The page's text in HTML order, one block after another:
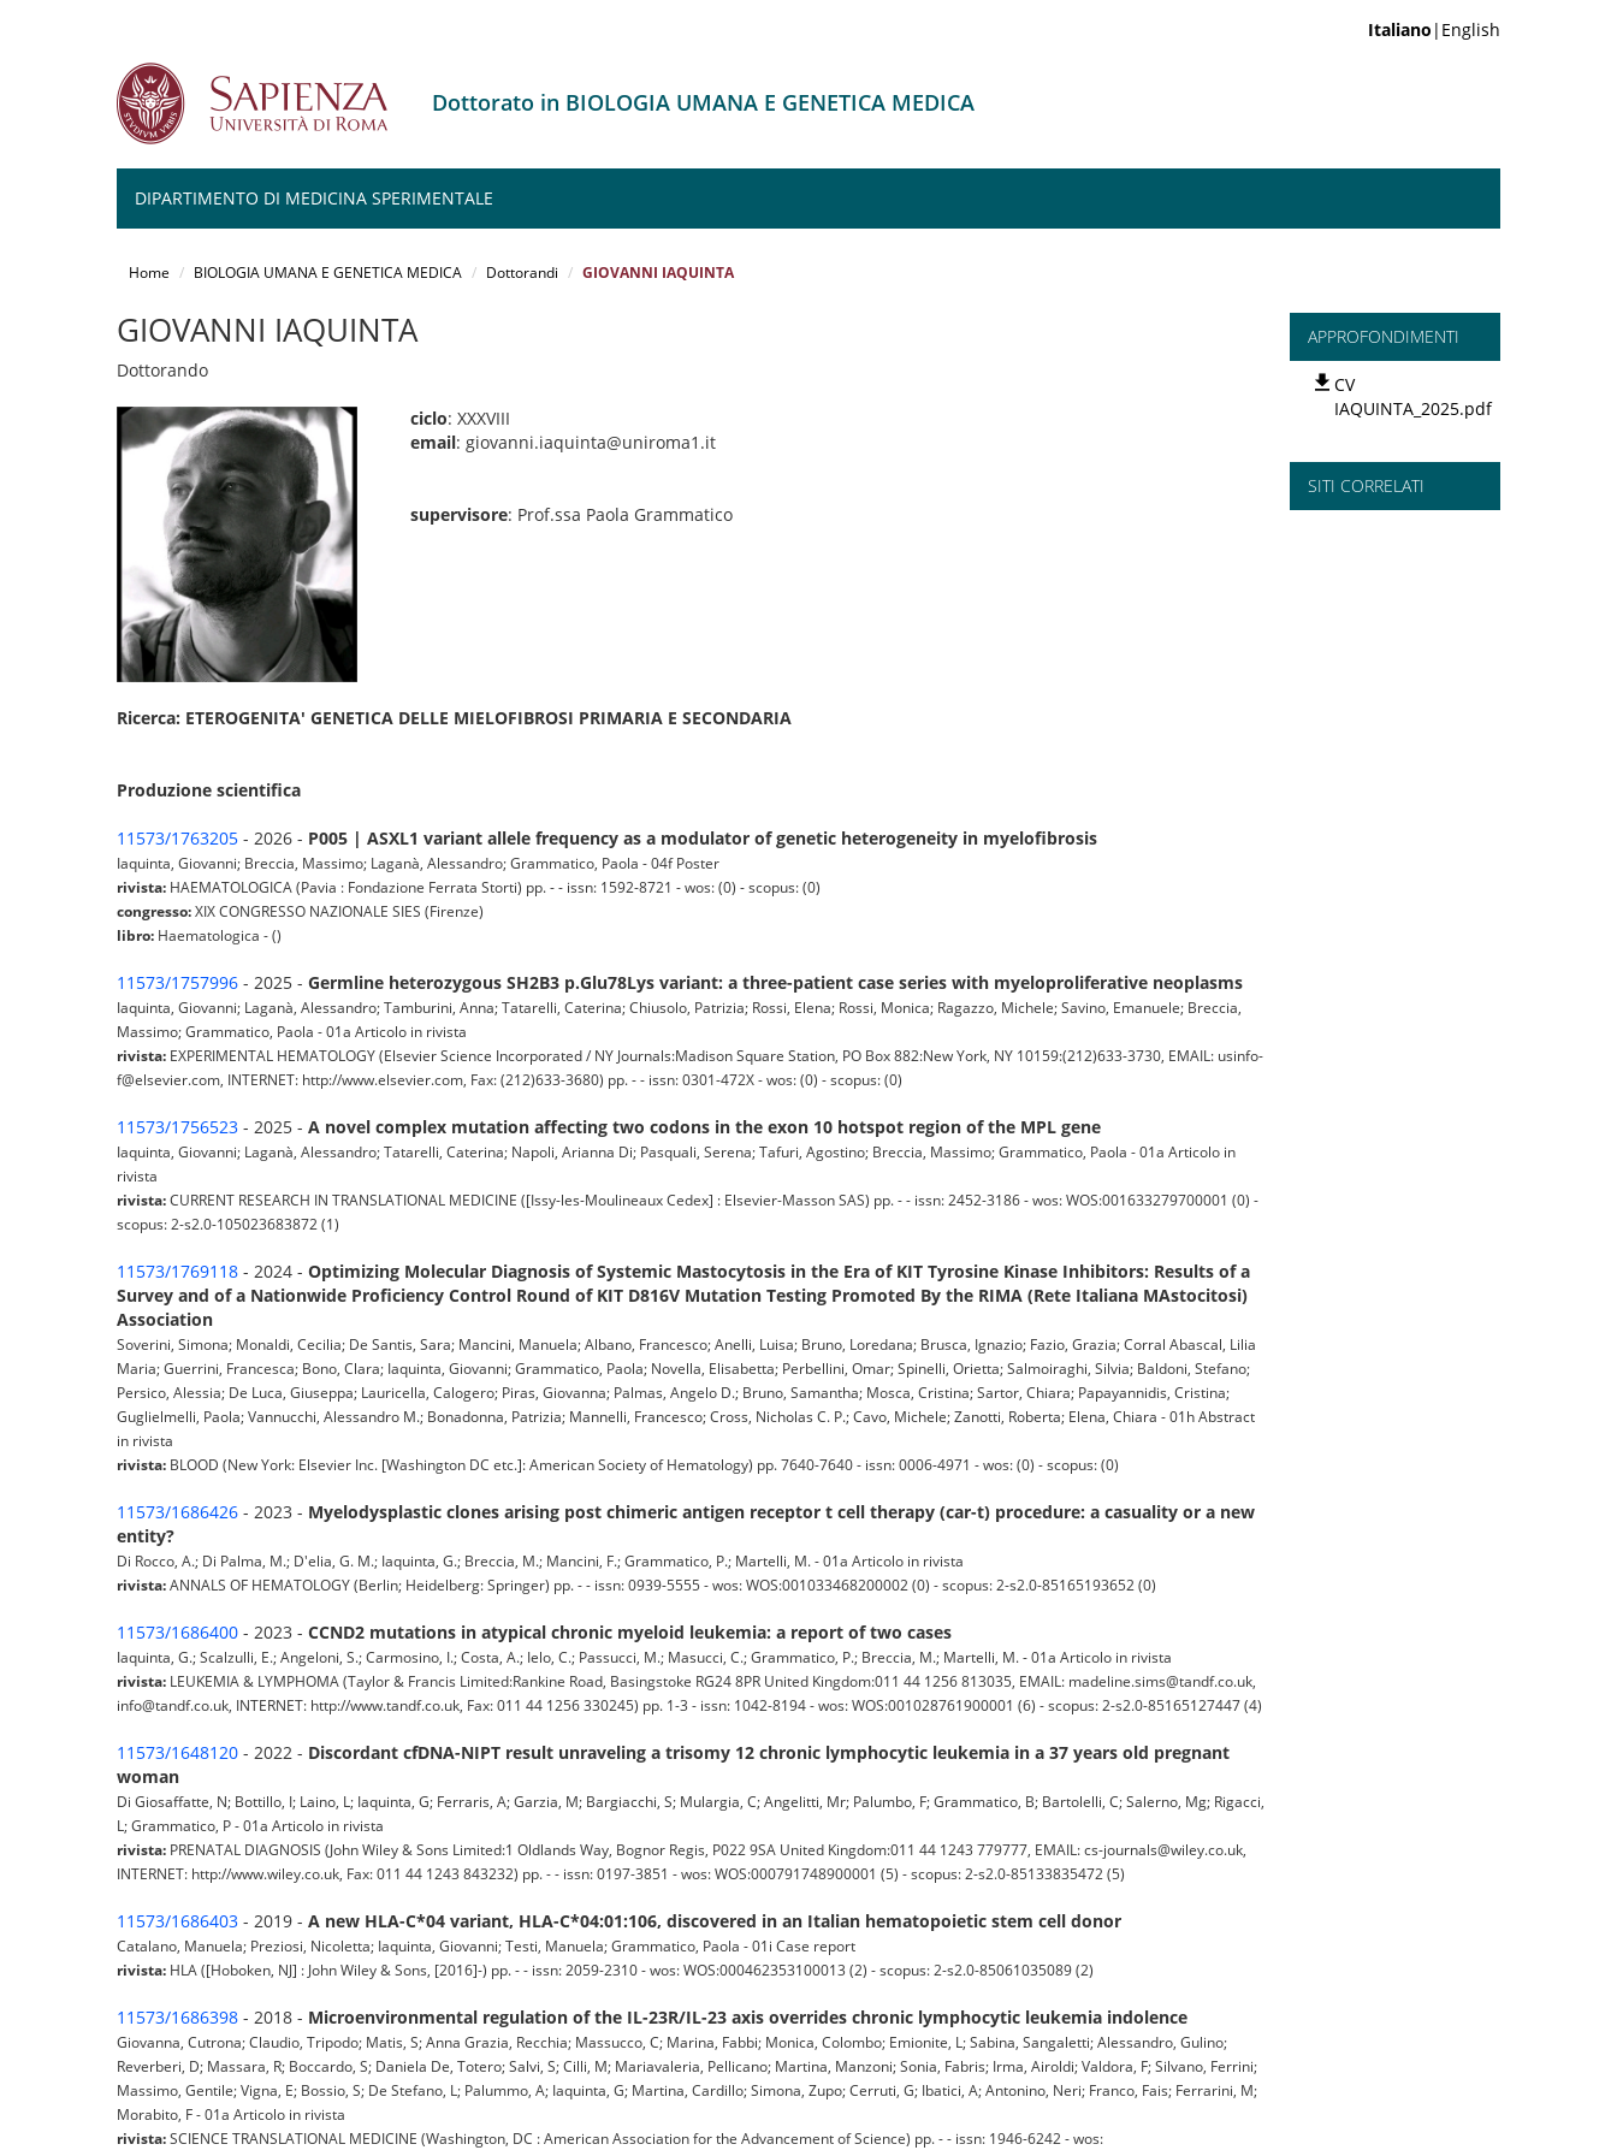
Italiano |English
Dottorato in BIOLOGIA UMANA E GENETICA MEDICA
DIPARTIMENTO DI MEDICINA SPERIMENTALE
Home BIOLOGIA UMANA E GENETICA MEDICA Dottorandi GIOVANNI IAQUINTA
GIOVANNI IAQUINTA
Dottorando
ciclo: XXXVIII
email: giovanni.iaquinta@uniroma1.it
supervisore: Prof.ssa Paola Grammatico
Ricerca: ETEROGENITA' GENETICA DELLE MIELOFIBROSI PRIMARIA E SECONDARIA
Produzione scientifica
11573/1763205 - 2026 - P005 | ASXL1 variant allele frequency as a modulator of genetic heterogeneity in myelofibrosis
Iaquinta, Giovanni; Breccia, Massimo; Laganà, Alessandro; Grammatico, Paola - 04f Poster
rivista: HAEMATOLOGICA (Pavia : Fondazione Ferrata Storti) pp. - - issn: 1592-8721 - wos: (0) - scopus: (0)
congresso:XIX CONGRESSO NAZIONALE SIES (Firenze)
libro: Haematologica - ()
11573/1757996 - 2025 - Germline heterozygous SH2B3 p.Glu78Lys variant: a three-patient case series with myeloproliferative neoplasms
Iaquinta, Giovanni; Laganà, Alessandro; Tamburini, Anna; Tatarelli, Caterina; Chiusolo, Patrizia; Rossi, Elena; Rossi, Monica; Ragazzo, Michele; Savino, Emanuele; Breccia,
Massimo; Grammatico, Paola - 01a Articolo in rivista
rivista: EXPERIMENTAL HEMATOLOGY (Elsevier Science Incorporated / NY Journals:Madison Square Station, PO Box 882:New York, NY 10159:(212)633-3730, EMAIL: usinfo-
f@elsevier.com, INTERNET: http://www.elsevier.com, Fax: (212)633-3680) pp. - - issn: 0301-472X - wos: (0) - scopus: (0)
11573/1756523 - 2025 - A novel complex mutation affecting two codons in the exon 10 hotspot region of the MPL gene
Iaquinta, Giovanni; Laganà, Alessandro; Tatarelli, Caterina; Napoli, Arianna Di; Pasquali, Serena; Tafuri, Agostino; Breccia, Massimo; Grammatico, Paola - 01a Articolo in
rivista
rivista:CURRENT RESEARCH IN TRANSLATIONAL MEDICINE ([Issy-les-Moulineaux Cedex] : Elsevier-Masson SAS) pp. - - issn: 2452-3186 - wos: WOS:001633279700001 (0) -
scopus: 2-s2.0-105023683872 (1)
11573/1769118 - 2024 - Optimizing Molecular Diagnosis of Systemic Mastocytosis in the Era of KIT Tyrosine Kinase Inhibitors: Results of a
Survey and of a Nationwide Proficiency Control Round of KIT D816V Mutation Testing Promoted By the RIMA (Rete Italiana MAstocitosi)
Association
Soverini, Simona; Monaldi, Cecilia; De Santis, Sara; Mancini, Manuela; Albano, Francesco; Anelli, Luisa; Bruno, Loredana; Brusca, Ignazio; Fazio, Grazia; Corral Abascal, Lilia
Maria; Guerrini, Francesca; Bono, Clara; Iaquinta, Giovanni; Grammatico, Paola; Novella, Elisabetta; Perbellini, Omar; Spinelli, Orietta; Salmoiraghi, Silvia; Baldoni, Stefano;
Persico, Alessia; De Luca, Giuseppa; Lauricella, Calogero; Piras, Giovanna; Palmas, Angelo D.; Bruno, Samantha; Mosca, Cristina; Sartor, Chiara; Papayannidis, Cristina;
Guglielmelli, Paola; Vannucchi, Alessandro M.; Bonadonna, Patrizia; Mannelli, Francesco; Cross, Nicholas C. P.; Cavo, Michele; Zanotti, Roberta; Elena, Chiara - 01h Abstract
in rivista
rivista: BLOOD (New York: Elsevier Inc. [Washington DC etc.]: American Society of Hematology) pp. 7640-7640 - issn: 0006-4971 - wos: (0) - scopus: (0)
11573/1686426 - 2023 - Myelodysplastic clones arising post chimeric antigen receptor t cell therapy (car-t) procedure: a casuality or a new
entity?
Di Rocco, A.; Di Palma, M.; D'elia, G. M.; Iaquinta, G.; Breccia, M.; Mancini, F.; Grammatico, P.; Martelli, M. - 01a Articolo in rivista
rivista:ANNALS OF HEMATOLOGY (Berlin; Heidelberg: Springer) pp. - - issn: 0939-5555 - wos: WOS:001033468200002 (0) - scopus: 2-s2.0-85165193652 (0)
11573/1686400 - 2023 - CCND2 mutations in atypical chronic myeloid leukemia: a report of two cases
Iaquinta, G.; Scalzulli, E.; Angeloni, S.; Carmosino, I.; Costa, A.; Ielo, C.; Passucci, M.; Masucci, C.; Grammatico, P.; Breccia, M.; Martelli, M. - 01a Articolo in rivista
rivista: LEUKEMIA & LYMPHOMA (Taylor & Francis Limited:Rankine Road, Basingstoke RG24 8PR United Kingdom:011 44 1256 813035, EMAIL: madeline.sims@tandf.co.uk,
info@tandf.co.uk, INTERNET: http://www.tandf.co.uk, Fax: 011 44 1256 330245) pp. 1-3 - issn: 1042-8194 - wos: WOS:001028761900001 (6) - scopus: 2-s2.0-85165127447 (4)
11573/1648120 - 2022 - Discordant cfDNA-NIPT result unraveling a trisomy 12 chronic lymphocytic leukemia in a 37 years old pregnant
woman
Di Giosaffatte, N; Bottillo, I; Laino, L; Iaquinta, G; Ferraris, A; Garzia, M; Bargiacchi, S; Mulargia, C; Angelitti, Mr; Palumbo, F; Grammatico, B; Bartolelli, C; Salerno, Mg; Rigacci,
L; Grammatico, P - 01a Articolo in rivista
rivista: PRENATAL DIAGNOSIS (John Wiley & Sons Limited:1 Oldlands Way, Bognor Regis, P022 9SA United Kingdom:011 44 1243 779777, EMAIL: cs-journals@wiley.co.uk,
INTERNET: http://www.wiley.co.uk, Fax: 011 44 1243 843232) pp. - - issn: 0197-3851 - wos: WOS:000791748900001 (5) - scopus: 2-s2.0-85133835472 (5)
11573/1686403 - 2019 - A new HLA-C*04 variant, HLA-C*04:01:106, discovered in an Italian hematopoietic stem cell donor
Catalano, Manuela; Preziosi, Nicoletta; Iaquinta, Giovanni; Testi, Manuela; Grammatico, Paola - 01i Case report
rivista: HLA ([Hoboken, NJ] : John Wiley & Sons, [2016]-) pp. - - issn: 2059-2310 - wos: WOS:000462353100013 (2) - scopus: 2-s2.0-85061035089 (2)
11573/1686398 - 2018 - Microenvironmental regulation of the IL-23R/IL-23 axis overrides chronic lymphocytic leukemia indolence
Giovanna, Cutrona; Claudio, Tripodo; Matis, S; Anna Grazia, Recchia; Massucco, C; Marina, Fabbi; Monica, Colombo; Emionite, L; Sabina, Sangaletti; Alessandro, Gulino;
Reverberi, D; Massara, R; Boccardo, S; Daniela De, Totero; Salvi, S; Cilli, M; Mariavaleria, Pellicano; Martina, Manzoni; Sonia, Fabris; Irma, Airoldi; Valdora, F; Silvano, Ferrini;
Massimo, Gentile; Vigna, E; Bossio, S; De Stefano, L; Palummo, A; Iaquinta, G; Martina, Cardillo; Simona, Zupo; Cerruti, G; Ibatici, A; Antonino, Neri; Franco, Fais; Ferrarini, M;
Morabito, F - 01a Articolo in rivista
rivista:SCIENCE TRANSLATIONAL MEDICINE (Washington, DC : American Association for the Advancement of Science) pp. - - issn: 1946-6242 - wos:
APPROFONDIMENTI
CV
IAQUINTA_2025.pdf
SITI CORRELATI